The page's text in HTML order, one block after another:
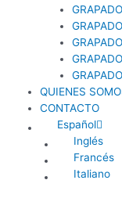
QUIENES
CONTACTO
Español
Inglés
Francés
Italiano